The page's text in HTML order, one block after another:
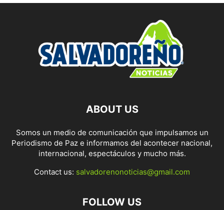
ABOUT US
Somos un medio de comunicación que impulsamos un
Periodismo de Paz e informamos del acontecer nacional,
internacional, espectáculos y mucho más.
Contact us: salvadorenonoticias@gmail.com
FOLLOW US